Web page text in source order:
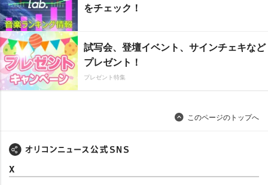
をチェック！
試写会、登壇イベント、サインチェキなど
プレゼント！
プレゼント特集
このページのトップへ
X